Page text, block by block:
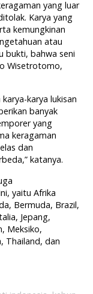
yang luar
Karya yang
kemungkinan
atau
bukti, bahwa seni
Wisetrotomo,
karya lukisan
banyak
yang
keragaman
dan
katanya.
yaitu Afrika
Bermuda, Brazil,
Jepang,
Meksiko,
Thailand, dan